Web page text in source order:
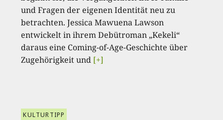
und Fragen der eigenen Identität neu zu
betrachten. Jessica Mawuena Lawson
entwickelt in ihrem Debütroman „Kekeli“
daraus eine Coming-of-Age-Geschichte über
Zugehörigkeit und [+]
KULTURTIPP